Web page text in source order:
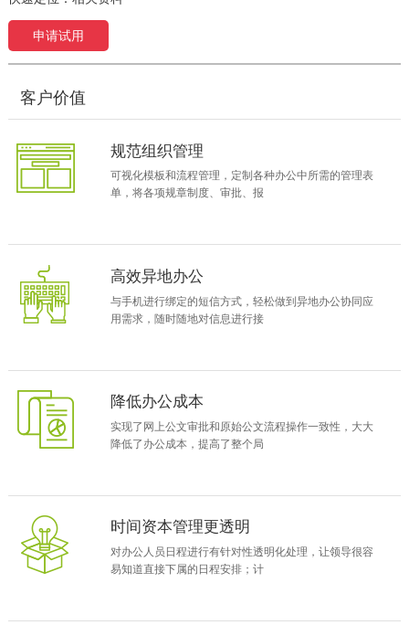
或全省性公开发行的学术研究杂志上发表水文科学研究论文数百篇，
这些科技研究成果大大地推动了浙江省水文水资源科学技术的进步。
随着近几年来政府部门信息化建设、管理体制的不断改革深入，为了
合起来，全面、有利的推动全局“网上办公”工作的开展？如何通过应
统来实现政务的公开化、透明化已成为政府机关在推进全市信息化建
设的重要工作。2006年年初，浙江省水文局的各层领导迫切地感觉到
作为一个省级文明单位，要使水文局信息化建设水平都能上一个台
为此，2006年2月，由局综合办公室、相关技术部门主管亲自牵头成立
了项目小组。这期间局领导找过很多管理咨询公司进行此次信息化建
设的咨询和策划，最后将目光锁定在了协同软件上。在选型中，水文
的协同软件厂商来说却是个棘手的需求。在与致远协创的接触过程
中，水文局的相关领导还提出了复杂的公文协作流程，并要求与国家
相关的公文流程制度相结合等一系列的功能要求，致远协创的售前顾
问当场做成公文流转流程进行产品演示。致远协创协同产品在易用性
就这样，一个快捷、易用、易实施的A6协同产品最终打动了局信息化
项目组成员，成功入驻浙江省水文局。
二.关键应用
浙江省水文局在A6协同管理系统上，成功构建了水文局全体人员的网
上办公系统，通过流程的可视化、事件可控制、可监督的扁平化管
题，解决问题，提高管理效率。并通过标准化产品的实施与应用，满
申请试用
客户价值
规范组织管理
可视化模板和流程管理，定制各种办公中所需的管理表
单，将各项规章制度、审批、报
高效异地办公
与手机进行绑定的短信方式，轻松做到异地办公协同应
用需求，随时随地对信息进行接
降低办公成本
实现了网上公文审批和原始公文流程操作一致性，大大
降低了办公成本，提高了整个局
时间资本管理更透明
对办公人员日程进行有针对性透明化处理，让领导很容
易知道直接下属的日程安排；计